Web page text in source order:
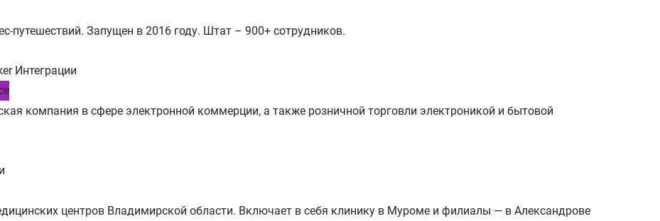
путешествий. Запущен в 2016 году. Штат – 900+ сотрудников.
Интеграции
компания в сфере электронной коммерции, а также розничной торговли электроникой и бытовой
центров Владимирской области. Включает в себя клинику в Муроме и филиалы — в Александрове